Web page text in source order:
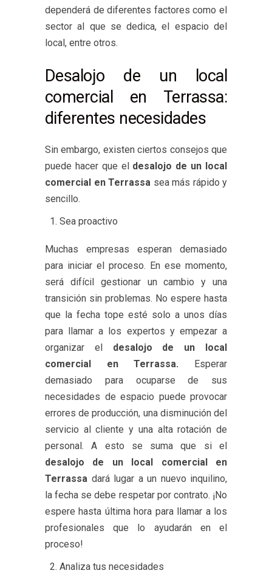
dependerá de diferentes factores como el
sector al que se dedica, el espacio del
local, entre otros.
Desalojo de un local
comercial en Terrassa:
diferentes necesidades
Sin embargo, existen ciertos consejos que
puede hacer que el desalojo de un local
comercial en Terrassa sea más rápido y
sencillo.
Sea proactivo
Muchas empresas esperan demasiado
para iniciar el proceso. En ese momento,
será difícil gestionar un cambio y una
transición sin problemas. No espere hasta
que la fecha tope esté solo a unos días
para llamar a los expertos y empezar a
organizar el desalojo de un local
comercial en Terrassa. Esperar
demasiado para ocuparse de sus
necesidades de espacio puede provocar
errores de producción, una disminución del
servicio al cliente y una alta rotación de
personal. A esto se suma que si el
desalojo de un local comercial en
Terrassa dará lugar a un nuevo inquilino,
la fecha se debe respetar por contrato. ¡No
espere hasta última hora para llamar a los
profesionales que lo ayudarán en el
proceso!
Analiza tus necesidades